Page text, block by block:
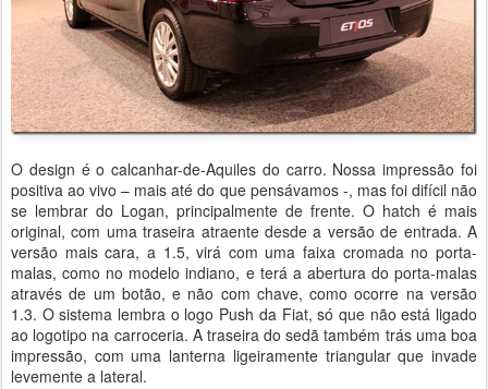
O design é o calcanhar-de-Aquiles do carro. Nossa impressão foi
positiva ao vivo – mais até do que pensávamos -, mas foi difícil não
se lembrar do Logan, principalmente de frente. O hatch é mais
original, com uma traseira atraente desde a versão de entrada. A
versão mais cara, a 1.5, virá com uma faixa cromada no porta-
malas, como no modelo indiano, e terá a abertura do porta-malas
através de um botão, e não com chave, como ocorre na versão
1.3. O sistema lembra o logo Push da Fiat, só que não está ligado
ao logotipo na carroceria. A traseira do sedã também trás uma boa
impressão, com uma lanterna ligeiramente triangular que invade
levemente a lateral.